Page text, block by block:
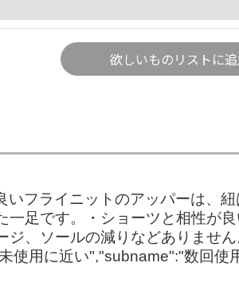
欲しいものリストに
フライニットのアッパーは、紐
足です。・ショーツと相性が
、ソールの減りなどありませ
使用に近い","subname":"数回使